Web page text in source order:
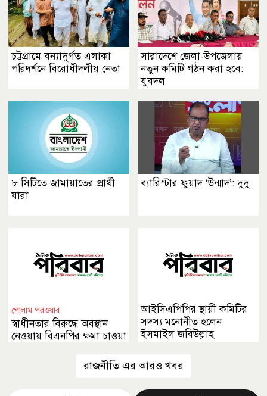
চট্টগ্রামে বন্যাদুর্গত এলাকা
পরিদর্শনে বিরোধীদলীয় নেতা
সারাদেশে জেলা-উপজেলায়
নতুন কমিটি গঠন করা হবে:
যুবদল
৮ সিটিতে জামায়াতের প্রার্থী
যারা
ব্যারিস্টার ফুয়াদ ‘উন্মাদ’: দুদু
গোলাম পরওয়ার
স্বাধীনতার বিরুদ্ধে অবস্থান
নেওয়ায় বিএনপির ক্ষমা চাওয়া
আইসিএপিপির স্থায়ী কমিটির
সদস্য মনোনীত হলেন
ইসমাইল জবিউল্লাহ
রাজনীতি এর আরও খবর